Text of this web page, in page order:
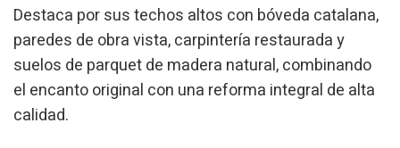
Destaca por sus techos altos con bóveda catalana,
paredes de obra vista, carpintería restaurada y
suelos de parquet de madera natural, combinando
el encanto original con una reforma integral de alta
calidad.
Si continua navegando, supone la aceptación de la
instalación de las mismas. El usuario tiene la posibilidad
de configurar su navegador pudiendo, si así lo desea,
impedir que sean instaladas en su disco duro, aunque
deberá tener en cuenta que dicha acción podrá ocasionar
Analíticas y personalización